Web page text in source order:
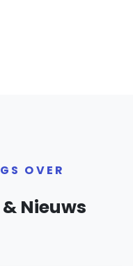
OVER
Nieuws